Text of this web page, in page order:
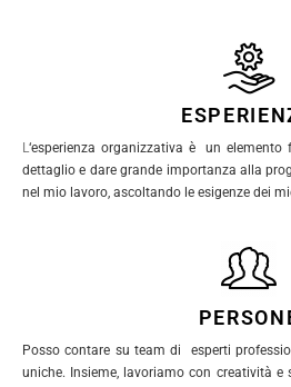
L‘esperienza organizzativa è un elemento
dettaglio e dare grande importanza alla
nel mio lavoro, ascoltando le esigenze dei
Posso contare su team di esperti
uniche. Insieme, lavoriamo con creatività e